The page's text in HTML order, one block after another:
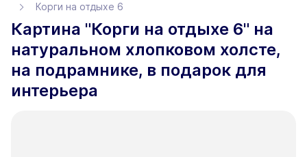
Корги на отдыхе 6
Картина "Корги на отдыхе 6" на
натуральном хлопковом холсте,
на подрамнике, в подарок для
интерьера